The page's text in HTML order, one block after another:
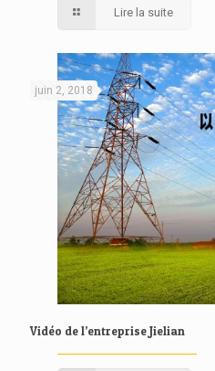
Lire la suite
juin 2, 2018
Vidéo de l’entreprise Jielian